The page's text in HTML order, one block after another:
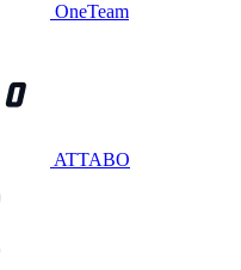
OneTeam
ATTABO